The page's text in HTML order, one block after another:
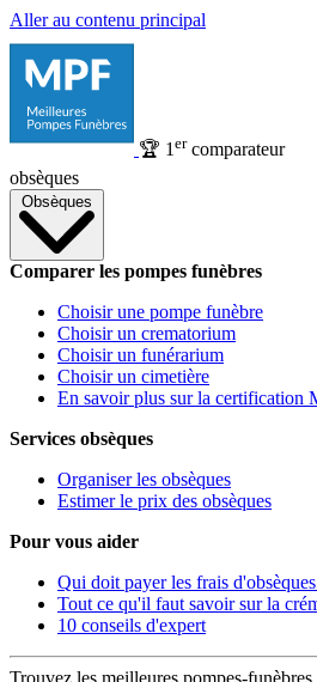
Aller au contenu principal
🏆 1 ercomparateur
obsèques
Obsèques
Comparer les pompes funèbres
Choisir une pompe funèbre
Choisir un crematorium
Choisir un funérarium
Choisir un cimetière
En savoir plus sur la certification
Services obsèques
Organiser les obsèques
Estimer le prix des obsèques
Pour vous aider
Qui doit payer les frais
Tout ce qu'il faut savoir sur la
10 conseils d'expert
Trouvez les meilleures pompes-